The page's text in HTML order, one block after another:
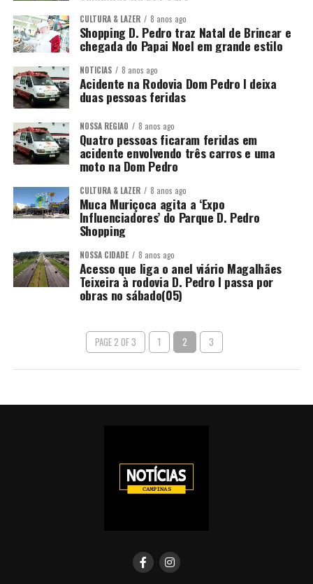
CULTURA & LAZER 8 anos ago
Shopping D. Pedro traz Natal de Brincar e
chegada do Papai Noel em grande estilo
NOTÍCIAS 8 anos ago
Acidente na Rodovia Dom Pedro I deixa
duas pessoas feridas
NOSSA REGIÃO 8 anos ago
Quatro pessoas ficaram feridas em
acidente envolvendo três carros e uma
moto na Dom Pedro
CULTURA & LAZER 8 anos ago
Muca Muriçoca agita a ‘Expo
Influenciadores’ do Parque D. Pedro
Shopping
NOSSA CIDADE 8 anos ago
Acesso que liga o anel viário Magalhães
Teixeira à rodovia D. Pedro I passa por
obras no sábado(05)
PAGE 2 OF 3 1 2 3